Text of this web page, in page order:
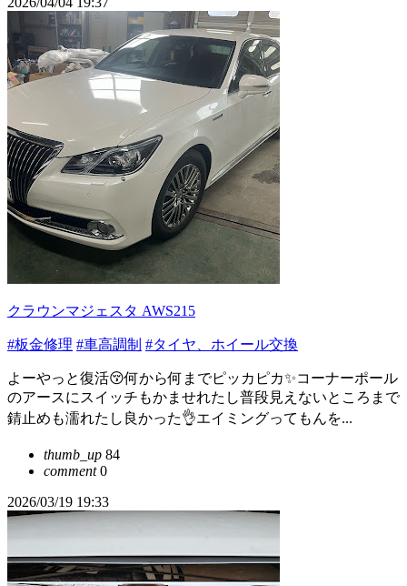
クラウンマジェスタ AWS215
#板金修理 #車高調制 #タイヤ、ホイール交換
よーやっと復活😚何から何までピッカピカ✨コーナーポール
のアースにスイッチもかませれたし普段見えないところまで
錆止めも濡れたし良かった👌エイミングってもんを...
thumb_up 84
comment0
2026/03/19 19:33